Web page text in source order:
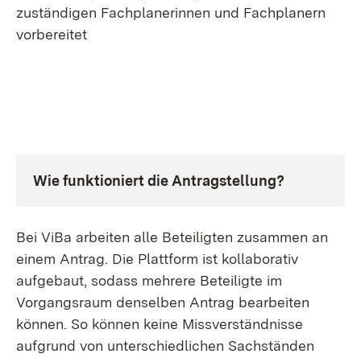
zuständigen Fachplanerinnen und Fachplanern
vorbereitet
Wie funktioniert die Antragstellung?
Bei ViBa arbeiten alle Beteiligten zusammen an
einem Antrag. Die Plattform ist kollaborativ
aufgebaut, sodass mehrere Beteiligte im
Vorgangsraum denselben Antrag bearbeiten
können. So können keine Missverständnisse
aufgrund von unterschiedlichen Sachständen